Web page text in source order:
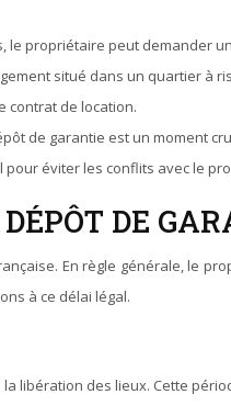
le propriétaire peut demander
situé dans un quartier à
contrat de location.
de garantie est un moment
éviter les conflits avec le
DE
En règle générale, le
à ce délai légal.
libération des lieux. Cette